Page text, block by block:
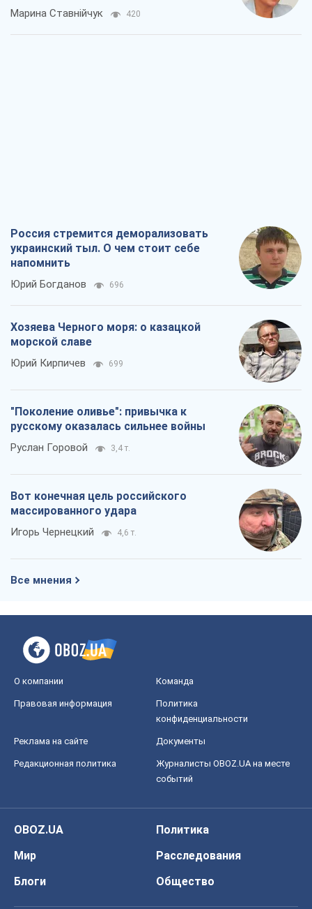
Марина Ставнійчук 420
Россия стремится деморализовать
украинский тыл. О чем стоит себе
напомнить
Юрий Богданов 696
Хозяева Черного моря: о казацкой
морской славе
Юрий Кирпичев 699
"Поколение оливье": привычка к
русскому оказалась сильнее войны
Руслан Горовой 3,4 т.
Вот конечная цель российского
массированного удара
Игорь Чернецкий 4,6 т.
Все мнения
О компании Команда
Правовая информация
Политика
конфиденциальности
Реклама на сайте Документы
Редакционная политика
Журналисты OBOZ.UA на месте
событий
OBOZ.UA
Политика
Мир
Расследования
Блоги
Общество